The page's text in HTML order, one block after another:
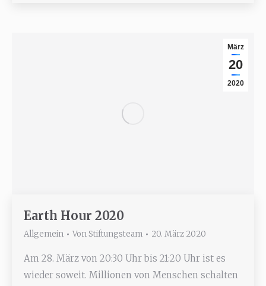
März
20
2020
Earth Hour 2020
Allgemein Von Stiftungsteam 20. März 2020
Am 28. März von 20:30 Uhr bis 21:20 Uhr ist es
wieder soweit. Millionen von Menschen schalten